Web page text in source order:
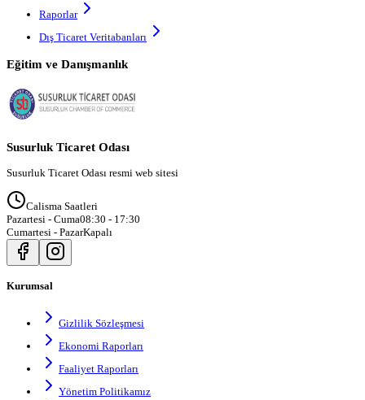
Raporlar
Dış Ticaret Veritabanları
Eğitim ve Danışmanlık
Susurluk Ticaret Odası
Susurluk Ticaret Odası resmi web sitesi
Calisma Saatleri
Pazartesi - Cuma08:30 - 17:30
Cumartesi - PazarKapalı
Kurumsal
Gizlilik Sözleşmesi
Ekonomi Raporları
Faaliyet Raporları
Yönetim Politikamız